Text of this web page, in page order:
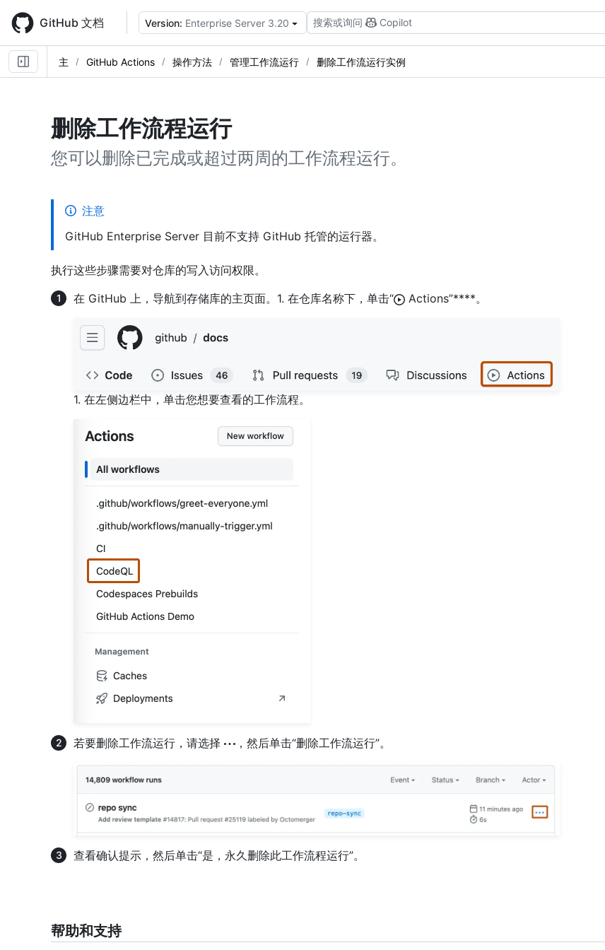
main
content
GitHub 文档 Version: Enterprise Server 3.20 搜索或询问 Copilot
主 GitHub Actions 操作方法 管理工作流运行 删除工作流运行实例
删除工作流程运行
您可以删除已完成或超过两周的工作流程运行。
注意
GitHub Enterprise Server 目前不支持 GitHub 托管的运行器。
执行这些步骤需要对仓库的写入访问权限。
在 GitHub 上，导航到存储库的主页面。1. 在仓库名称下，单击“
Actions”****。
1. 在左侧边栏中，单击您想要查看的工作流程。
若要删除工作流运行，请选择 ，然后单击“删除工作流运行”。
查看确认提示，然后单击“是，永久删除此工作流程运行”。
帮助和支持